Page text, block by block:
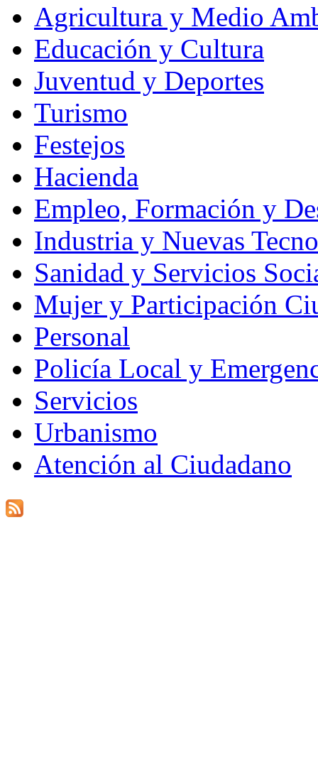
Agricultura y Medio
Educación y Cultura
Juventud y Deportes
Turismo
Festejos
Hacienda
Empleo, Formación y
Industria y Nuevas
Sanidad y Servicios
Mujer y Participación
Personal
Policía Local y
Servicios
Urbanismo
Atención al Ciudadano